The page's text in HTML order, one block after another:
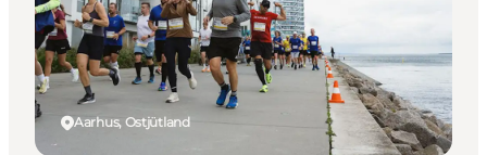
Aarhus, Ostjütland